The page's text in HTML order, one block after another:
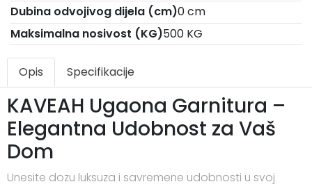
Dubina odvojivog dijela (cm)0 cm
Maksimalna nosivost (KG)500 KG
Opis Specifikacije
KAVEAH Ugaona Garnitura –
Elegantna Udobnost za Vaš
Dom
Unesite dozu luksuza i savremene udobnosti u svoj